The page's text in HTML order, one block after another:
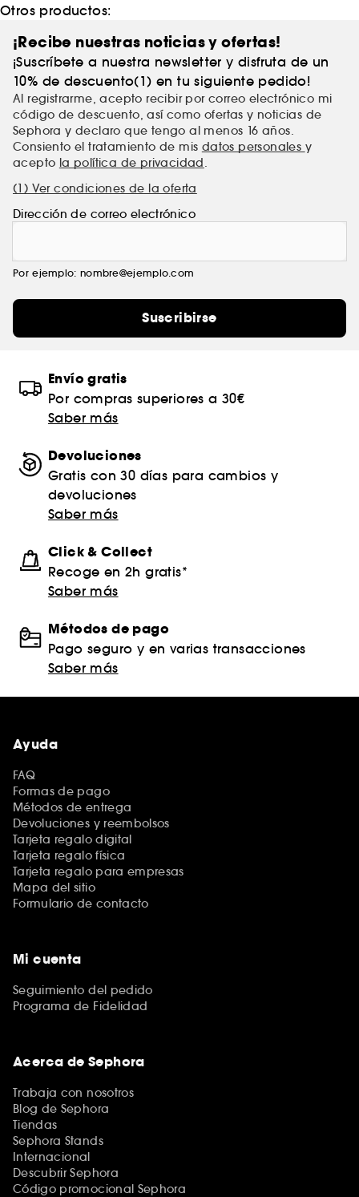
texturas innovadoras para mejores tratamientos.
Otros productos:
¡Recibe nuestras noticias y ofertas!
¡Suscríbete a nuestra newsletter y disfruta de un
10% de descuento(1) en tu siguiente pedido!
Al registrarme, acepto recibir por correo electrónico mi
código de descuento, así como ofertas y noticias de
Sephora y declaro que tengo al menos 16 años.
Consiento el tratamiento de mis datos personales y
acepto la política de privacidad.
(1) Ver condiciones de la oferta
Dirección de correo electrónico
Por ejemplo: nombre@ejemplo.com
Suscribirse
Envío gratis
Por compras superiores a 30€
Saber más
Devoluciones
Gratis con 30 días para cambios y
devoluciones
Saber más
Click & Collect
Recoge en 2h gratis*
Saber más
Métodos de pago
Pago seguro y en varias transacciones
Saber más
Ayuda
FAQ
Formas de pago
Métodos de entrega
Devoluciones y reembolsos
Tarjeta regalo digital
Tarjeta regalo física
Tarjeta regalo para empresas
Mapa del sitio
Formulario de contacto
Mi cuenta
Seguimiento del pedido
Programa de Fidelidad
Acerca de Sephora
Trabaja con nosotros
Blog de Sephora
Tiendas
Sephora Stands
Internacional
Descubrir Sephora
Código promocional Sephora